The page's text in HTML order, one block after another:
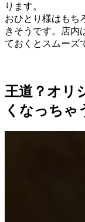
ります。
おひとり様はもち
きそうです。店内
ておくとスムーズ
王道？オリ
くなっちゃ